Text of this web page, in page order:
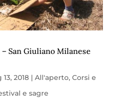
– San Giuliano Milanese
13, 2018| All'aperto, Corsi e
e sagre